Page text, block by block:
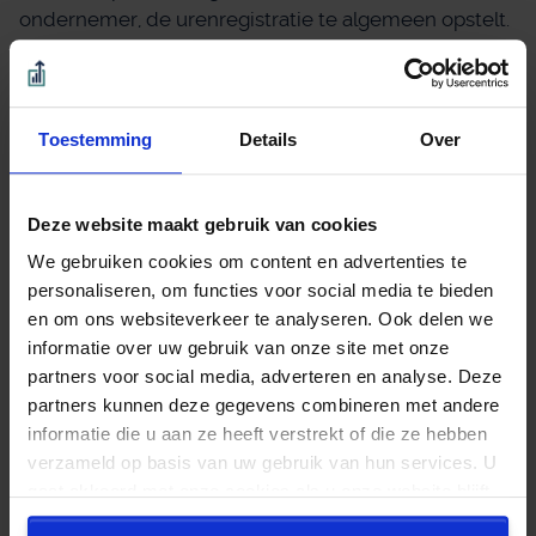
Toestemming Details Over
Deze website maakt gebruik van cookies
We gebruiken cookies om content en advertenties te
personaliseren, om functies voor social media te bieden
en om ons websiteverkeer te analyseren. Ook delen we
informatie over uw gebruik van onze site met onze
partners voor social media, adverteren en analyse. Deze
partners kunnen deze gegevens combineren met andere
informatie die u aan ze heeft verstrekt of die ze hebben
verzameld op basis van uw gebruik van hun services. U
gebruiken.
ondernemer, de urenregistratie te algemeen opstelt.
gedaan en vermijd algemene omschrijvingen. Dus
niet ‘administratie’, maar bijvoorbeeld ‘bank geboekt’,
‘herinneringen aan debiteuren verstuurd’ en
‘inkoopfacturen geboekt’. Zo is duidelijk waar u de
een brief te schrijven, waarin u uitlegt waar u zo druk
mee bent geweest. Dit helpt de inspecteur en
eventueel een rechter een beter inzicht te krijgen in
de ondernemer en de bestede uren.
Bron:Gerechtshof Amsterdam | jurisprudentie |
ECLINLGHAMS20242041, 23/1209 | 27-05-2024
adviseur.